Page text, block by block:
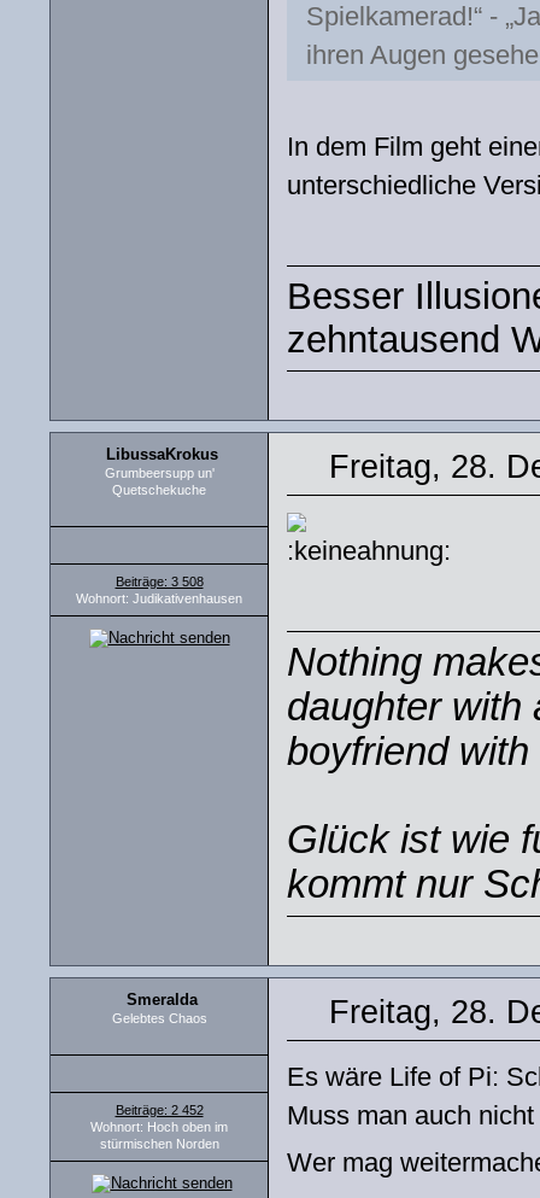
Spielkamerad!“ -
ihren Augen
In dem Film geht
unterschiedliche
Besser
zehntausend
LibussaKrokus
Grumbeersupp un'
Quetschekuche
Beiträge: 3 508
Wohnort: Judikativenhausen
Freitag, 28.
Nothing
daughter with
boyfriend
Glück ist wie
kommt nur
Smeralda
Gelebtes Chaos
Beiträge: 2 452
Wohnort: Hoch oben im
stürmischen Norden
Freitag, 28.
Es wäre Life of Pi:
Muss man auch
Wer mag